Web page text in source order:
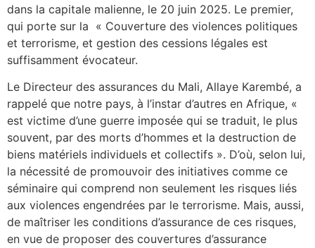
dans la capitale malienne, le 20 juin 2025. Le premier,
qui porte sur la « Couverture des violences politiques
et terrorisme, et gestion des cessions légales est
suffisamment évocateur.
Le Directeur des assurances du Mali, Allaye Karembé, a
rappelé que notre pays, à l’instar d’autres en Afrique, «
est victime d’une guerre imposée qui se traduit, le plus
souvent, par des morts d’hommes et la destruction de
biens matériels individuels et collectifs ». D’où, selon lui,
la nécessité de promouvoir des initiatives comme ce
séminaire qui comprend non seulement les risques liés
aux violences engendrées par le terrorisme. Mais, aussi,
de maîtriser les conditions d’assurance de ces risques,
en vue de proposer des couvertures d’assurance